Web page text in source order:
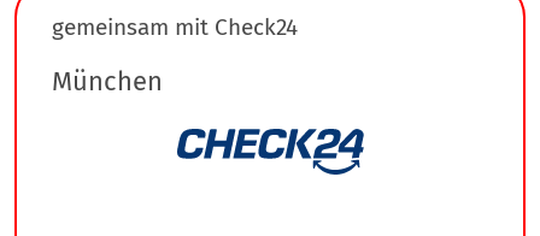
gemeinsam mit Check24
München